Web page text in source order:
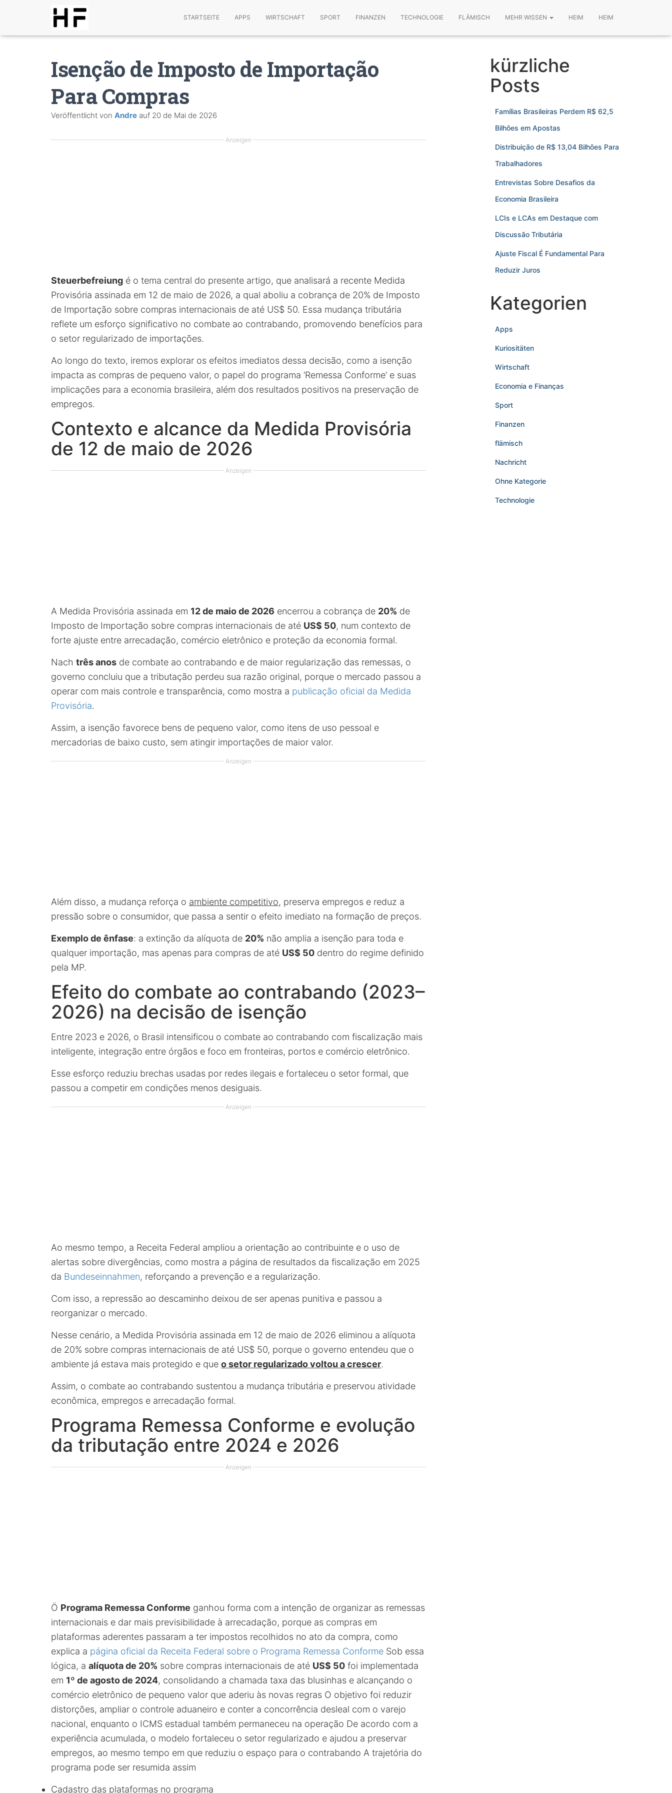
STARTSEITE APPS WIRTSCHAFT SPORT FINANZEN TECHNOLOGIE FLÄMISCH MEHR WISSEN HEIM HEIM
Isenção de Imposto de Importação
Para Compras
Veröffentlicht von Andre auf 20 de Mai de 2026
Anzeigen
Steuerbefreiung é o tema central do presente artigo, que analisará a recente Medida
Provisória assinada em 12 de maio de 2026, a qual aboliu a cobrança de 20% de Imposto
de Importação sobre compras internacionais de até US$ 50. Essa mudança tributária
reflete um esforço significativo no combate ao contrabando, promovendo benefícios para
o setor regularizado de importações.
Ao longo do texto, iremos explorar os efeitos imediatos dessa decisão, como a isenção
impacta as compras de pequeno valor, o papel do programa ‘Remessa Conforme’ e suas
implicações para a economia brasileira, além dos resultados positivos na preservação de
empregos.
Contexto e alcance da Medida Provisória
de 12 de maio de 2026
Anzeigen
A Medida Provisória assinada em 12 de maio de 2026 encerrou a cobrança de 20% de
Imposto de Importação sobre compras internacionais de até US$ 50, num contexto de
forte ajuste entre arrecadação, comércio eletrônico e proteção da economia formal.
Nach três anos de combate ao contrabando e de maior regularização das remessas, o
governo concluiu que a tributação perdeu sua razão original, porque o mercado passou a
operar com mais controle e transparência, como mostra a publicação oficial da Medida
Provisória.
Assim, a isenção favorece bens de pequeno valor, como itens de uso pessoal e
mercadorias de baixo custo, sem atingir importações de maior valor.
Anzeigen
Além disso, a mudança reforça o ambiente competitivo, preserva empregos e reduz a
pressão sobre o consumidor, que passa a sentir o efeito imediato na formação de preços.
Exemplo de ênfase: a extinção da alíquota de 20% não amplia a isenção para toda e
qualquer importação, mas apenas para compras de até US$ 50 dentro do regime definido
pela MP.
Efeito do combate ao contrabando (2023–
2026) na decisão de isenção
Entre 2023 e 2026, o Brasil intensificou o combate ao contrabando com fiscalização mais
inteligente, integração entre órgãos e foco em fronteiras, portos e comércio eletrônico.
Esse esforço reduziu brechas usadas por redes ilegais e fortaleceu o setor formal, que
passou a competir em condições menos desiguais.
Anzeigen
Ao mesmo tempo, a Receita Federal ampliou a orientação ao contribuinte e o uso de
alertas sobre divergências, como mostra a página de resultados da fiscalização em 2025
da Bundeseinnahmen, reforçando a prevenção e a regularização.
Com isso, a repressão ao descaminho deixou de ser apenas punitiva e passou a
reorganizar o mercado.
Nesse cenário, a Medida Provisória assinada em 12 de maio de 2026 eliminou a alíquota
de 20% sobre compras internacionais de até US$ 50, porque o governo entendeu que o
ambiente já estava mais protegido e que o setor regularizado voltou a crescer.
Assim, o combate ao contrabando sustentou a mudança tributária e preservou atividade
econômica, empregos e arrecadação formal.
Programa Remessa Conforme e evolução
da tributação entre 2024 e 2026
Anzeigen
Ö Programa Remessa Conforme ganhou forma com a intenção de organizar as remessas
internacionais e dar mais previsibilidade à arrecadação, porque as compras em
plataformas aderentes passaram a ter impostos recolhidos no ato da compra, como
explica a página oficial da Receita Federal sobre o Programa Remessa Conforme Sob essa
lógica, a alíquota de 20% sobre compras internacionais de até US$ 50 foi implementada
em 1º de agosto de 2024, consolidando a chamada taxa das blusinhas e alcançando o
comércio eletrônico de pequeno valor que aderiu às novas regras O objetivo foi reduzir
distorções, ampliar o controle aduaneiro e conter a concorrência desleal com o varejo
nacional, enquanto o ICMS estadual também permaneceu na operação De acordo com a
experiência acumulada, o modelo fortaleceu o setor regularizado e ajudou a preservar
empregos, ao mesmo tempo em que reduziu o espaço para o contrabando A trajetória do
programa pode ser resumida assim
Cadastro das plataformas no programa
kürzliche
Posts
Famílias Brasileiras Perdem R$ 62,5
Bilhões em Apostas
Distribuição de R$ 13,04 Bilhões Para
Trabalhadores
Entrevistas Sobre Desafios da
Economia Brasileira
LCIs e LCAs em Destaque com
Discussão Tributária
Ajuste Fiscal É Fundamental Para
Reduzir Juros
Kategorien
Apps
Kuriositäten
Wirtschaft
Economia e Finanças
Sport
Finanzen
flämisch
Nachricht
Ohne Kategorie
Technologie